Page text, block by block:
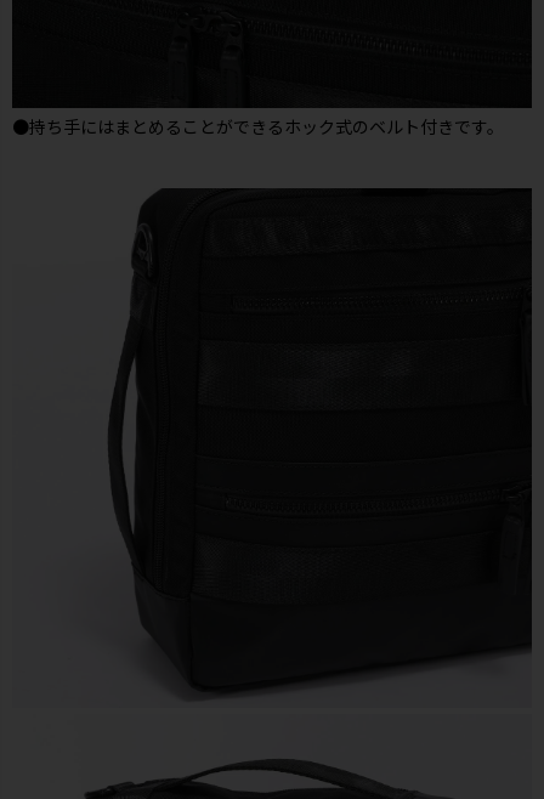
●持ち手にはまとめることができるホック式のベルト付きです。